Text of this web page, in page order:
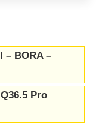
– BORA –
Pro